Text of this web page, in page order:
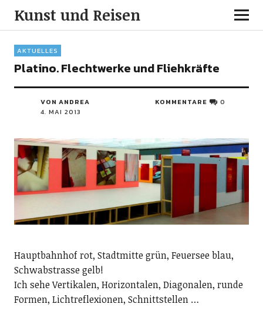
Kunst und Reisen
AKTUELLES
Platino. Flechtwerke und Fliehkräfte
VON ANDREA
4. MAI 2013
KOMMENTARE 0
Hauptbahnhof rot, Stadtmitte grün, Feuersee blau,
Schwabstrasse gelb!
Ich sehe Vertikalen, Horizontalen, Diagonalen, runde
Formen, Lichtreflexionen, Schnittstellen …